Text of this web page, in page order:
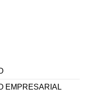
EMPRESARIAL